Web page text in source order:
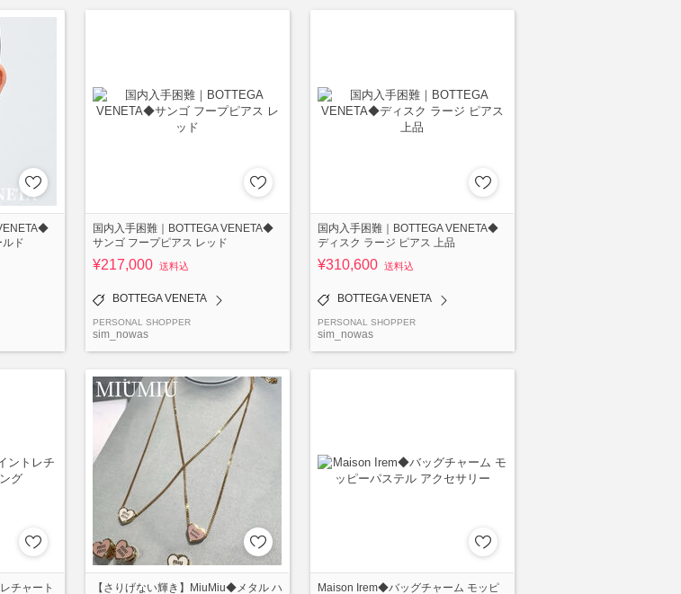
ルド
国内入手困難｜BOTTEGA VENETA◆
サンゴ フープピアス レッド
¥217,000 送料込
BOTTEGA VENETA
PERSONAL SHOPPER
sim_nowas
国内入手困難｜BOTTEGA VENETA◆
ディスク ラージ ピアス 上品
¥310,600 送料込
BOTTEGA VENETA
PERSONAL SHOPPER
sim_nowas
チャート
【さりげない輝き】MiuMiu◆メタル ハ
Maison Irem◆バッグチャーム モッピ